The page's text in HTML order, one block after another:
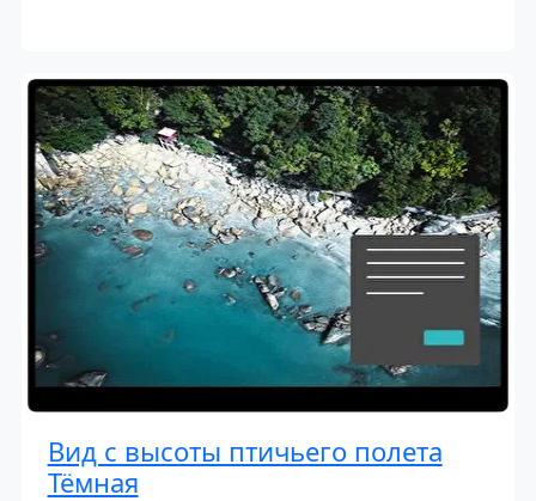
Вид с высоты птичьего полета
Тёмная